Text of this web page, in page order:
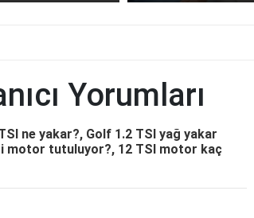
Yorumları
ne yakar?, Golf 1.2 TSI yağ yakar
motor tutuluyor?, 12 TSI motor kaç